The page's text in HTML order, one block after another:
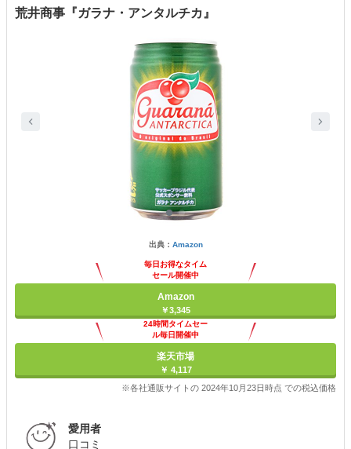
荒井商事『ガラナ・アンタルチカ』
出典： Amazon
毎日お得なタイム
セール開催中
Amazon
￥3,345
24時間タイムセー
ル毎日開催中
楽天市場
￥ 4,117
※各社通販サイトの 2024年10月23日時点 での税込価格
愛用者
口コミ